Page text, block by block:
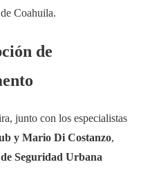
Coahuila.
de
junto con los especialistas
y Mario Di Costanzo,
Seguridad Urbana